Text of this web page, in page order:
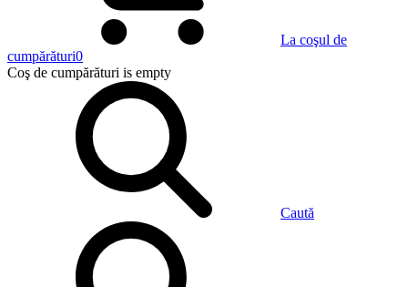
La coşul de
cumpărături0
Coş de cumpărături is empty
Caută